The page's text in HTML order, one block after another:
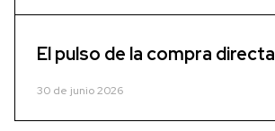
El pulso de la compra directa
30 de junio 2026